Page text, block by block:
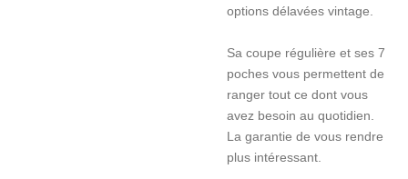
options délavées vintage.
Sa coupe régulière et ses 7
poches vous permettent de
ranger tout ce dont vous
avez besoin au quotidien.
La garantie de vous rendre
plus intéressant.